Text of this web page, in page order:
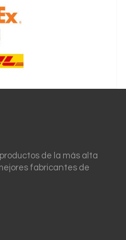
de la más alta
fabricantes de